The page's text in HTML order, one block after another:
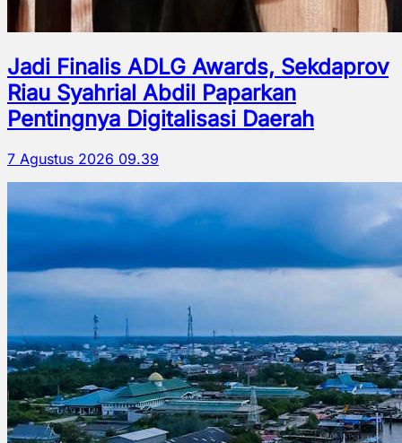
Jadi Finalis ADLG Awards, Sekdaprov
Riau Syahrial Abdil Paparkan
Pentingnya Digitalisasi Daerah
7 Agustus 2026 09.39